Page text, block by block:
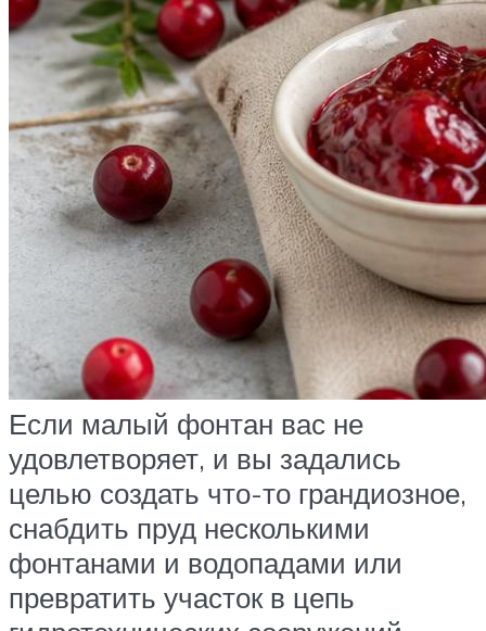
Если малый фонтан вас не
удовлетворяет, и вы задались
целью создать что-то грандиозное,
снабдить пруд несколькими
фонтанами и водопадами или
превратить участок в цепь